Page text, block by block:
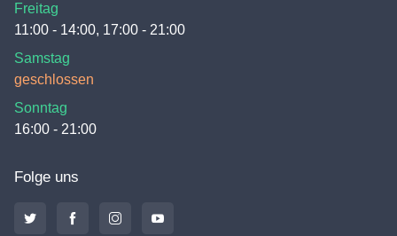
Freitag
11:00 - 14:00, 17:00 - 21:00
Samstag
geschlossen
Sonntag
16:00 - 21:00
Folge uns